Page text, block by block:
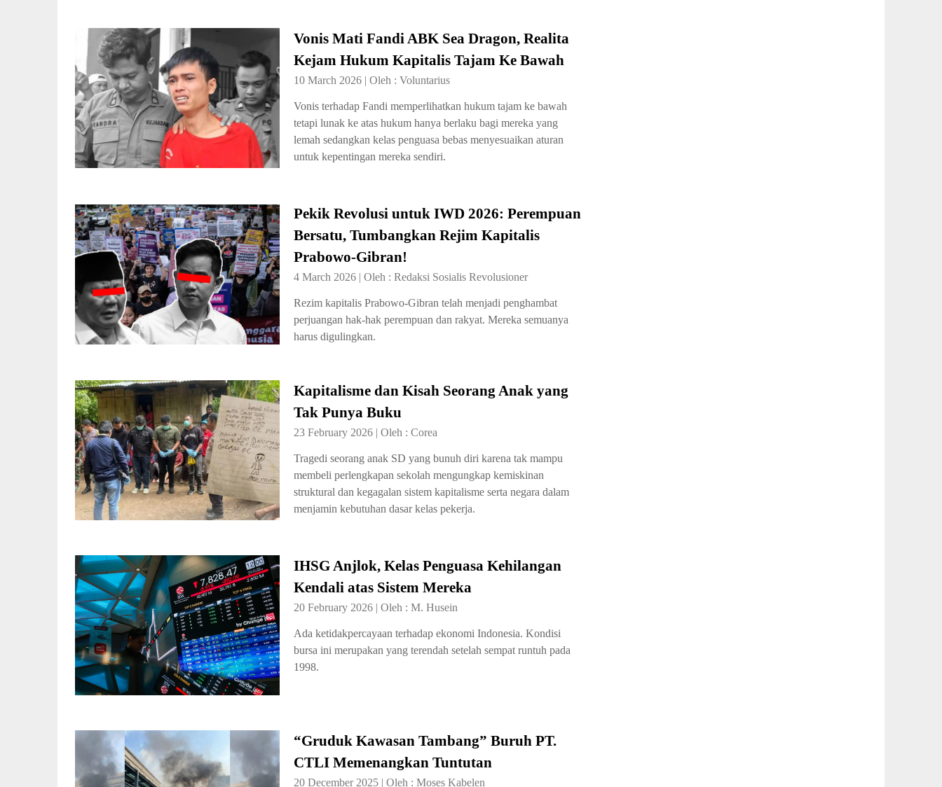
Vonis Mati Fandi ABK Sea Dragon, Realita
Kejam Hukum Kapitalis Tajam Ke Bawah
10 March 2026 | Oleh : Voluntarius
Vonis terhadap Fandi memperlihatkan hukum tajam ke bawah
tetapi lunak ke atas hukum hanya berlaku bagi mereka yang
lemah sedangkan kelas penguasa bebas menyesuaikan aturan
untuk kepentingan mereka sendiri.
Pekik Revolusi untuk IWD 2026: Perempuan
Bersatu, Tumbangkan Rejim Kapitalis
Prabowo-Gibran!
4 March 2026 | Oleh : Redaksi Sosialis Revolusioner
Rezim kapitalis Prabowo-Gibran telah menjadi penghambat
perjuangan hak-hak perempuan dan rakyat. Mereka semuanya
harus digulingkan.
Kapitalisme dan Kisah Seorang Anak yang
Tak Punya Buku
23 February 2026 | Oleh : Corea
Tragedi seorang anak SD yang bunuh diri karena tak mampu
membeli perlengkapan sekolah mengungkap kemiskinan
struktural dan kegagalan sistem kapitalisme serta negara dalam
menjamin kebutuhan dasar kelas pekerja.
IHSG Anjlok, Kelas Penguasa Kehilangan
Kendali atas Sistem Mereka
20 February 2026 | Oleh : M. Husein
Ada ketidakpercayaan terhadap ekonomi Indonesia. Kondisi
bursa ini merupakan yang terendah setelah sempat runtuh pada
1998.
“Gruduk Kawasan Tambang” Buruh PT.
CTLI Memenangkan Tuntutan
20 December 2025 | Oleh : Moses Kabelen